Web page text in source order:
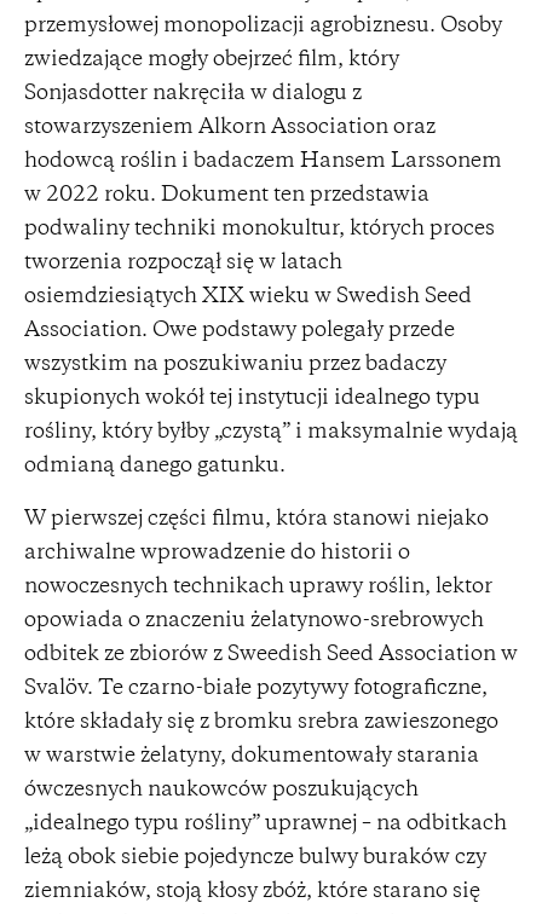
przemysłowej monopolizacji agrobiznesu. Osoby
zwiedzające mogły obejrzeć film, który
Sonjasdotter nakręciła w dialogu z
stowarzyszeniem Alkorn Association oraz
hodowcą roślin i badaczem Hansem Larssonem
w 2022 roku. Dokument ten przedstawia
podwaliny techniki monokultur, których proces
tworzenia rozpoczął się w latach
osiemdziesiątych XIX wieku w Swedish Seed
Association. Owe podstawy polegały przede
wszystkim na poszukiwaniu przez badaczy
skupionych wokół tej instytucji idealnego typu
rośliny, który byłby „czystą” i maksymalnie wydają
odmianą danego gatunku.
W pierwszej części filmu, która stanowi niejako
archiwalne wprowadzenie do historii o
nowoczesnych technikach uprawy roślin, lektor
opowiada o znaczeniu żelatynowo-srebrowych
odbitek ze zbiorów z Sweedish Seed Association w
Svalöv. Te czarno-białe pozytywy fotograficzne,
które składały się z bromku srebra zawieszonego
w warstwie żelatyny, dokumentowały starania
ówczesnych naukowców poszukujących
„idealnego typu rośliny” uprawnej – na odbitkach
leżą obok siebie pojedyncze bulwy buraków czy
ziemniaków, stoją kłosy zbóż, które starano się